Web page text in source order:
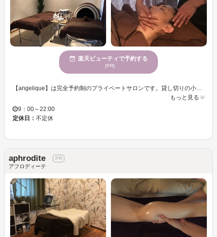
楽天ビューティで予約する
[PR]
もっと見る
9：00～22:00
定休日： 不定休
aphrodite
アフロディーテ